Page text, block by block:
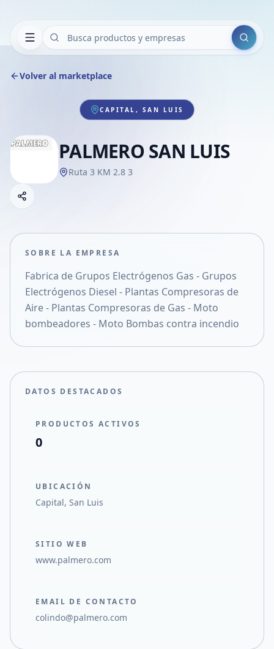
Buscar
Volver al marketplace
CAPITAL, SAN LUIS
PALMERO SAN LUIS
Ruta 3 KM 2.8 3
Compartir empresa
Compartir en X
SOBRE LA EMPRESA
Fabrica de Grupos Electrógenos Gas - Grupos
Electrógenos Diesel - Plantas Compresoras de
Aire - Plantas Compresoras de Gas - Moto
bombeadores - Moto Bombas contra incendio
DATOS DESTACADOS
PRODUCTOS ACTIVOS
0
UBICACIÓN
Capital, San Luis
SITIO WEB
www.palmero.com
EMAIL DE CONTACTO
colindo@palmero.com